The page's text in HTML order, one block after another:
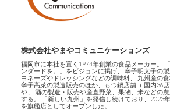
株式会社やまやコミュニケーションズ
福岡市に本社を置く1974年創業の食品メーカー。
ンダードを。」をビジョンに掲げ、 辛子明太子の
ヨネーズやドレッシングなどの調味料、 九州産の食
辛子高菜の製造販売のほか、もつ鍋店舗（ 国内36
や、 酒の製造・販売や産直野菜、果物、米などの
する。 「新しい九州」を発信し続けており、2023
を旗艦店としてオープンした。